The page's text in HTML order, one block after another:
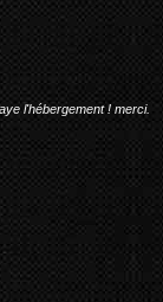
l'hébergement ! merci.